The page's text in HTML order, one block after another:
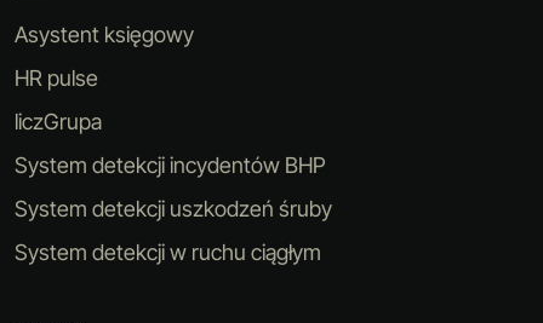
Asystent księgowy
HR pulse
liczGrupa
System detekcji incydentów BHP
System detekcji uszkodzeń śruby
System detekcji w ruchu ciągłym